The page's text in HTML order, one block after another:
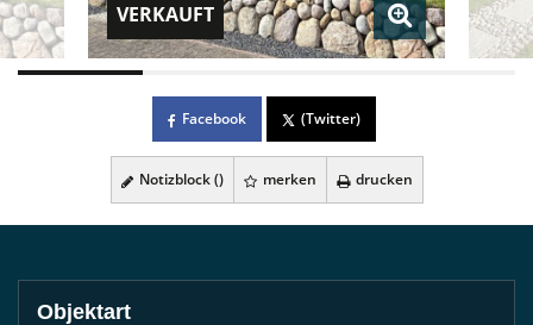
VERKAUFT
Facebook (Twitter)
Notizblock () merken drucken
Objektart